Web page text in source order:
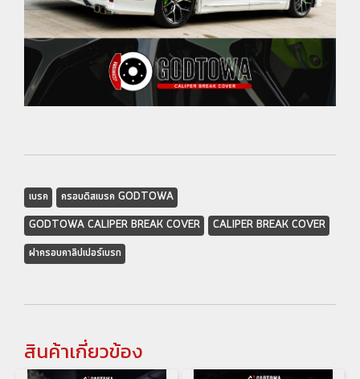
เบรค
ครอบดิสเบรค GODTOWA
GODTOWA CALIPER BREAK COVER
CALIPER BREAK COVER
ฝาครอบคาลิปเปอร์เบรก
สินค้าเกี่ยวข้อง